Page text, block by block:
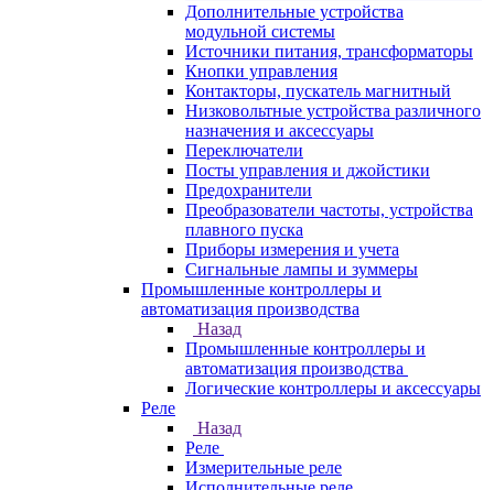
Дополнительные устройства
модульной системы
Источники питания, трансформаторы
Кнопки управления
Контакторы, пускатель магнитный
Низковольтные устройства различного
назначения и аксессуары
Переключатели
Посты управления и джойстики
Предохранители
Преобразователи частоты, устройства
плавного пуска
Приборы измерения и учета
Сигнальные лампы и зуммеры
Промышленные контроллеры и
автоматизация производства
Назад
Промышленные контроллеры и
автоматизация производства
Логические контроллеры и аксессуары
Реле
Назад
Реле
Измерительные реле